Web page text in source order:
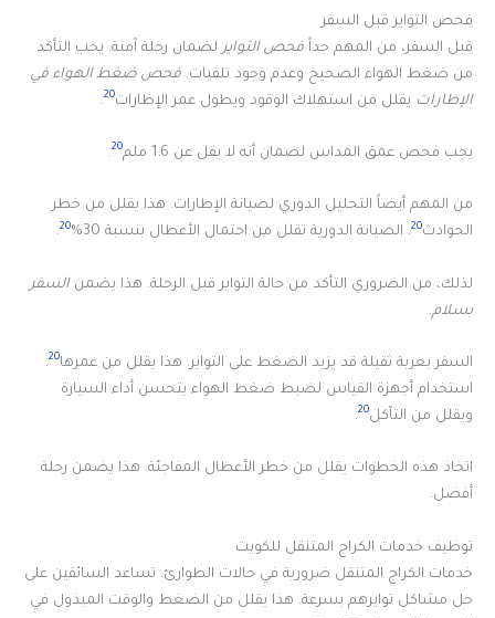
فحص التواير قبل السفر
قبل السفر، من المهم جداً فحص التواير لضمان رحلة آمنة. يجب التأكد
من ضغط الهواء الصحيح وعدم وجود تلفيات. فحص ضغط الهواء في
الإطارات يقلل من استهلاك الوقود ويطول عمر الإطارات20
.
يجب فحص عمق المداس لضمان أنه لا يقل عن 1.6 ملم 20
.
من المهم أيضاً التحليل الدوري لصيانة الإطارات. هذا يقلل من خطر
الحوادث20. الصيانة الدورية تقلل من احتمال الأعطال بنسبة 30% 20
.
لذلك، من الضروري التأكد من حالة التواير قبل الرحلة. هذا يضمن السفر
بسلام.
السفر بعربة ثقيلة قد يزيد الضغط على التواير. هذا يقلل من عمرها20
.
استخدام أجهزة القياس لضبط ضغط الهواء يتحسن أداء السيارة
ويقلل من التآكل20
.
اتخاذ هذه الخطوات يقلل من خطر الأعطال المفاجئة. هذا يضمن رحلة
أفضل.
توظيف خدمات الكراج المتنقل للكويت
خدمات الكراج المتنقل ضرورية في حالات الطوارئ. تساعد السائقين على
حل مشاكل توايرهم بسرعة. هذا يقلل من الضغط والوقت المبذول في